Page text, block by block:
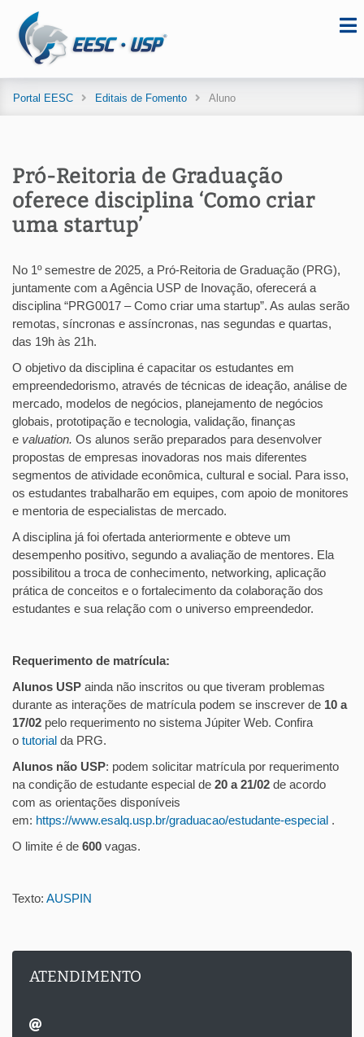
Portal EESC Editais de Fomento Aluno
ATENDIMENTO
Pró-Reitoria de Graduação
oferece disciplina ‘Como criar
uma startup’
No 1º semestre de 2025, a Pró-Reitoria de Graduação (PRG),
juntamente com a Agência USP de Inovação, oferecerá a
disciplina “PRG0017 – Como criar uma startup”. As aulas serão
remotas, síncronas e assíncronas, nas segundas e quartas,
das 19h às 21h.
O objetivo da disciplina é capacitar os estudantes em
empreendedorismo, através de técnicas de ideação, análise de
mercado, modelos de negócios, planejamento de negócios
globais, prototipação e tecnologia, validação, finanças
e valuation. Os alunos serão preparados para desenvolver
propostas de empresas inovadoras nos mais diferentes
segmentos de atividade econômica, cultural e social. Para isso,
os estudantes trabalharão em equipes, com apoio de monitores
e mentoria de especialistas de mercado.
A disciplina já foi ofertada anteriormente e obteve um
desempenho positivo, segundo a avaliação de mentores. Ela
possibilitou a troca de conhecimento, networking, aplicação
prática de conceitos e o fortalecimento da colaboração dos
estudantes e sua relação com o universo empreendedor.
Requerimento de matrícula:
Alunos USP ainda não inscritos ou que tiveram problemas
durante as interações de matrícula podem se inscrever de 10 a
17/02 pelo requerimento no sistema Júpiter Web. Confira
o tutorial da PRG.
Alunos não USP: podem solicitar matrícula por requerimento
na condição de estudante especial de 20 a 21/02 de acordo
com as orientações disponíveis
em: https://www.esalq.usp.br/graduacao/estudante-especial .
O limite é de 600 vagas.
Texto: AUSPIN